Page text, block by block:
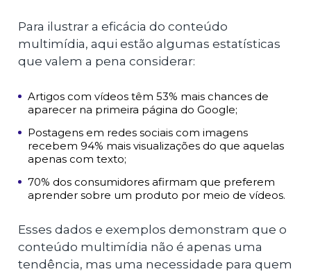
Para ilustrar a eficácia do conteúdo
multimídia, aqui estão algumas estatísticas
que valem a pena considerar:
Artigos com vídeos têm 53% mais chances de
aparecer na primeira página do Google;
Postagens em redes sociais com imagens
recebem 94% mais visualizações do que aquelas
apenas com texto;
70% dos consumidores afirmam que preferem
aprender sobre um produto por meio de vídeos.
Esses dados e exemplos demonstram que o
conteúdo multimídia não é apenas uma
tendência, mas uma necessidade para quem